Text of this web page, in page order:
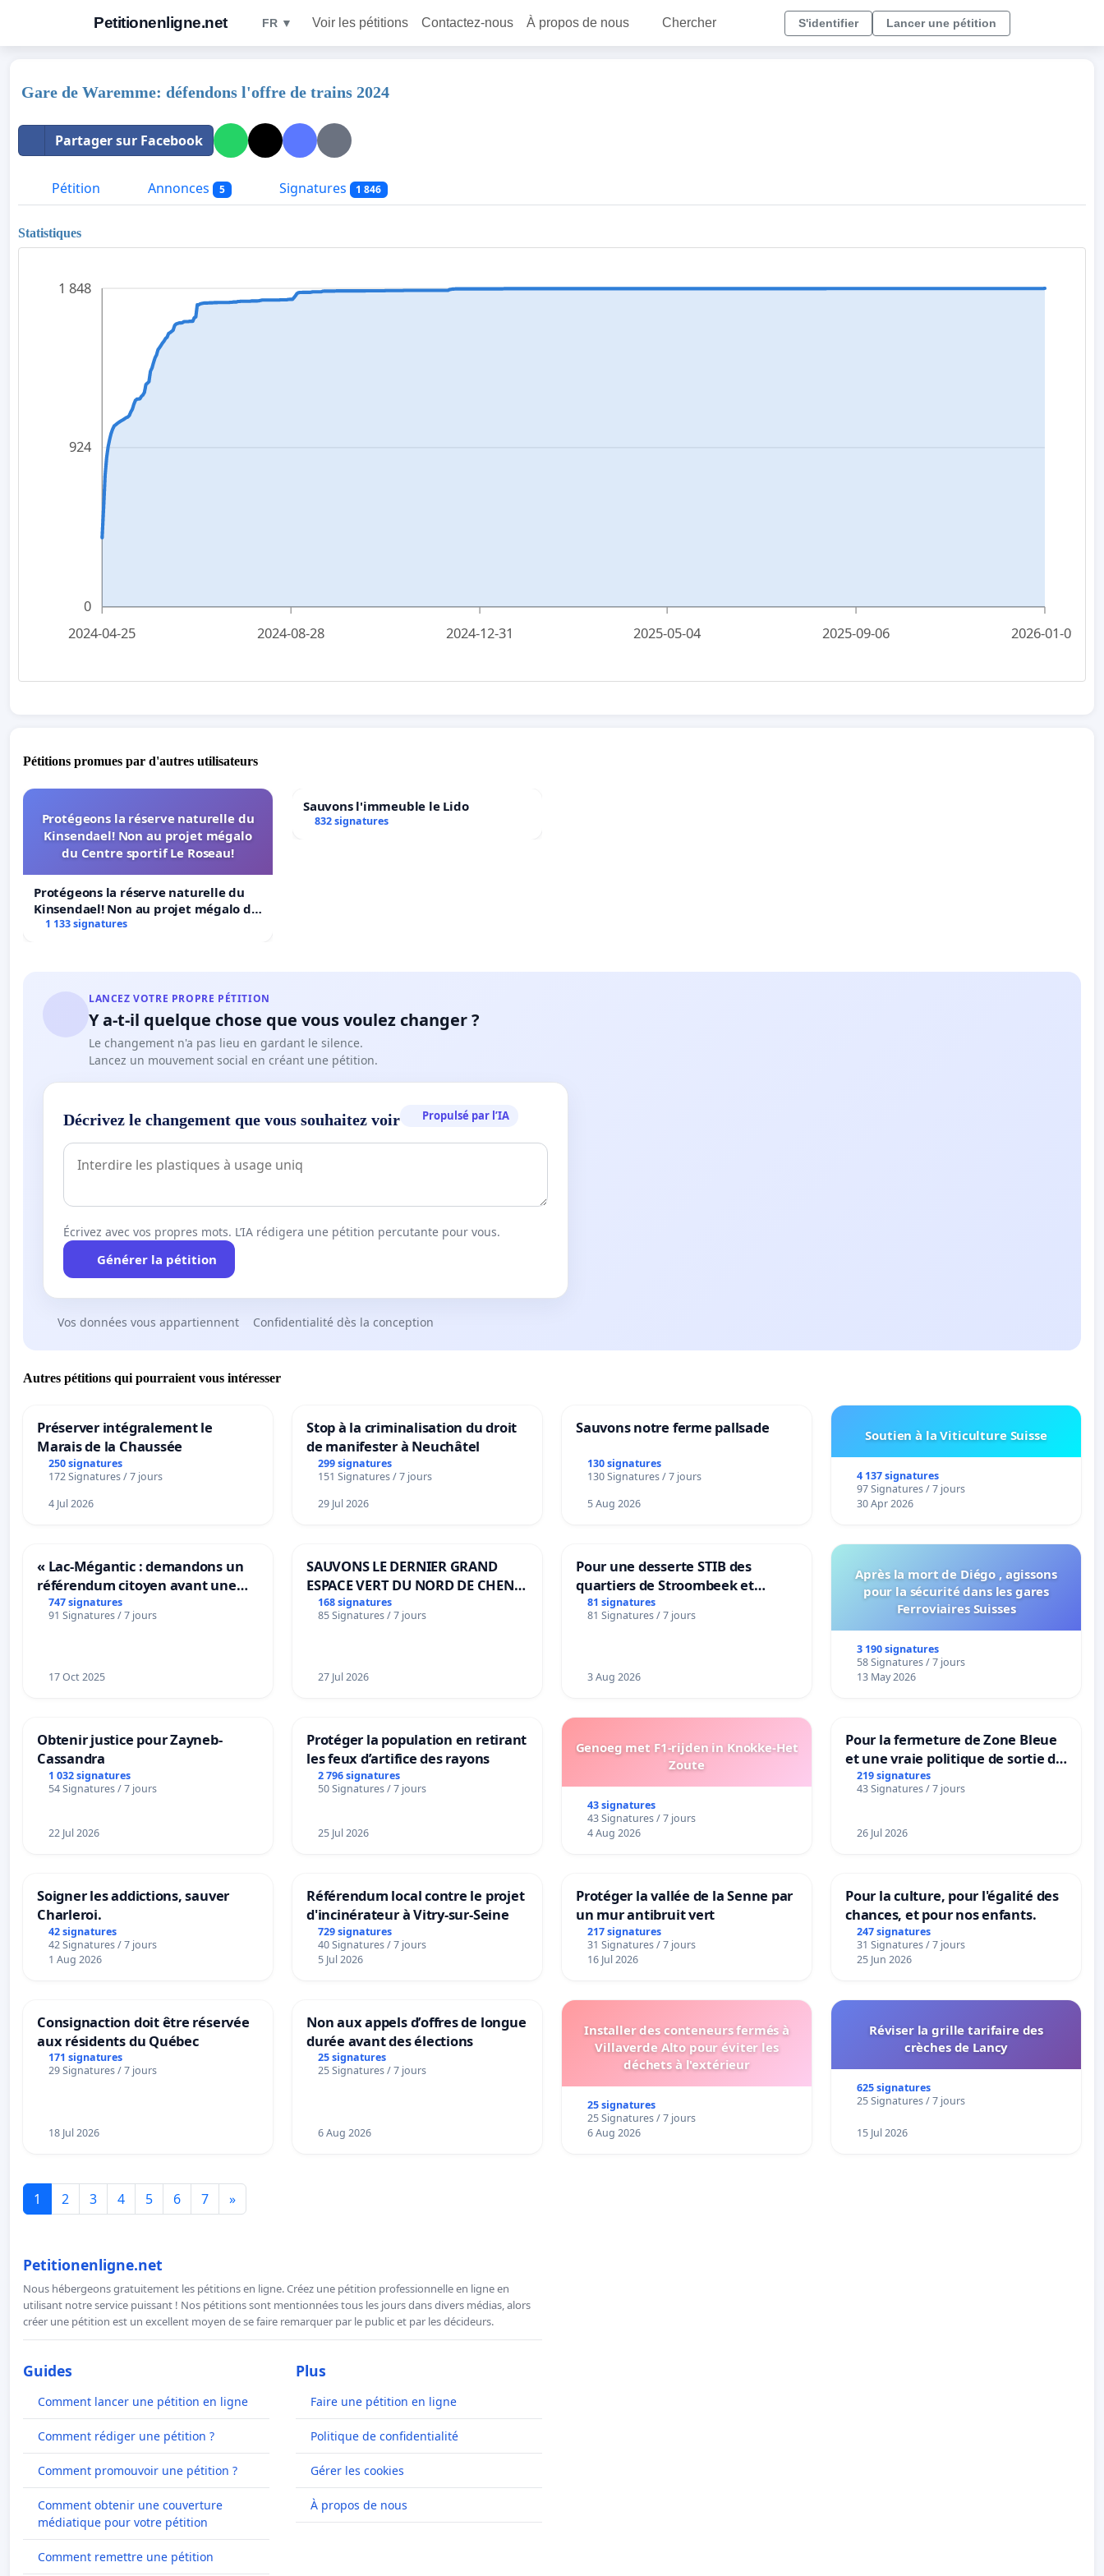
Petitionenligne.net FR ▼ Voir les pétitions Contactez-nous À propos de nous Chercher S'identifier Lancer une pétition
Gare de Waremme: défendons l'offre de trains 2024
Partager sur Facebook
Pétition Annonces 5 Signatures 1 846
Statistiques
0
924
1 848
2024-04-25 2024-08-28 2024-12-31 2025-05-04 2025-09-06 2026-01-09
Pétitions promues par d'autres utilisateurs
Protégeons la réserve naturelle du
Kinsendael! Non au projet mégalo
du Centre sportif Le Roseau!
Protégeons la réserve naturelle du
Kinsendael! Non au projet mégalo du
Centre sportif Le Roseau!
1 133 signatures
Sauvons l'immeuble le Lido
832 signatures
LANCEZ VOTRE PROPRE PÉTITION
Y a-t-il quelque chose que vous voulez changer ?
Le changement n'a pas lieu en gardant le silence.
Lancez un mouvement social en créant une pétition.
Décrivez le changement que vous souhaitez voir Propulsé par l’IA
Écrivez avec vos propres mots. L’IA rédigera une pétition percutante pour vous.
Générer la pétition
Vos données vous appartiennent Confidentialité dès la conception
Autres pétitions qui pourraient vous intéresser
Préserver intégralement le
Marais de la Chaussée
250 signatures
172 Signatures / 7 jours
4 Jul 2026
Stop à la criminalisation du droit
de manifester à Neuchâtel
299 signatures
151 Signatures / 7 jours
29 Jul 2026
Sauvons notre ferme pallsade
130 signatures
130 Signatures / 7 jours
5 Aug 2026
Soutien à la Viticulture Suisse
4 137 signatures
97 Signatures / 7 jours
30 Apr 2026
« Lac-Mégantic : demandons un
référendum citoyen avant une
transformation irréversible de
notre territoire »
747 signatures
91 Signatures / 7 jours
17 Oct 2025
SAUVONS LE DERNIER GRAND
ESPACE VERT DU NORD DE CHENE-
BOUGERIES
168 signatures
85 Signatures / 7 jours
27 Jul 2026
Pour une desserte STIB des
quartiers de Stroombeek et
Beauval - Voor een MIVB-
bediening van de wijken
81 signatures
81 Signatures / 7 jours
3 Aug 2026
Après la mort de Diégo , agissons
pour la sécurité dans les gares
Ferroviaires Suisses
3 190 signatures
58 Signatures / 7 jours
13 May 2026
Obtenir justice pour Zayneb-
Cassandra
1 032 signatures
54 Signatures / 7 jours
22 Jul 2026
Protéger la population en retirant
les feux d’artifice des rayons
2 796 signatures
50 Signatures / 7 jours
25 Jul 2026
Genoeg met F1-rijden in Knokke-Het
Zoute
43 signatures
43 Signatures / 7 jours
4 Aug 2026
Pour la fermeture de Zone Bleue
et une vraie politique de sortie de
la dépendance
219 signatures
43 Signatures / 7 jours
26 Jul 2026
Soigner les addictions, sauver
Charleroi.
42 signatures
42 Signatures / 7 jours
1 Aug 2026
Référendum local contre le projet
d'incinérateur à Vitry-sur-Seine
729 signatures
40 Signatures / 7 jours
5 Jul 2026
Protéger la vallée de la Senne par
un mur antibruit vert
217 signatures
31 Signatures / 7 jours
16 Jul 2026
Pour la culture, pour l'égalité des
chances, et pour nos enfants.
247 signatures
31 Signatures / 7 jours
25 Jun 2026
Consignaction doit être réservée
aux résidents du Québec
171 signatures
29 Signatures / 7 jours
18 Jul 2026
Non aux appels d’offres de longue
durée avant des élections
25 signatures
25 Signatures / 7 jours
6 Aug 2026
Installer des conteneurs fermés à
Villaverde Alto pour éviter les
déchets à l'extérieur
25 signatures
25 Signatures / 7 jours
6 Aug 2026
Réviser la grille tarifaire des
crèches de Lancy
625 signatures
25 Signatures / 7 jours
15 Jul 2026
1 2 3 4 5 6 7 »
Petitionenligne.net
Nous hébergeons gratuitement les pétitions en ligne. Créez une pétition professionnelle en ligne en
utilisant notre service puissant ! Nos pétitions sont mentionnées tous les jours dans divers médias, alors
créer une pétition est un excellent moyen de se faire remarquer par le public et par les décideurs.
Guides
Comment lancer une pétition en ligne
Comment rédiger une pétition ?
Comment promouvoir une pétition ?
Comment obtenir une couverture
médiatique pour votre pétition
Comment remettre une pétition
Plus
Faire une pétition en ligne
Politique de confidentialité
Gérer les cookies
À propos de nous